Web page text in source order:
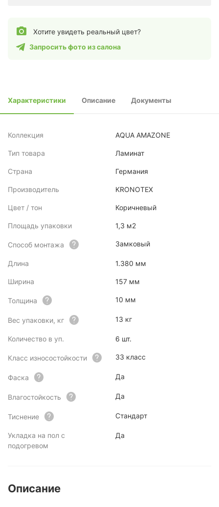
Хотите увидеть реальный цвет?
Запросить фото из салона
Характеристики Описание Документы
Коллекция AQUA AMAZONE
Тип товара Ламинат
Страна Германия
Производитель KRONOTEX
Цвет / тон Коричневый
Площадь упаковки 1,3 м2
Способ монтажа Замковый
Длина 1.380 мм
Ширина 157 мм
Толщина 10 мм
Вес упаковки, кг 13 кг
Количество в уп. 6 шт.
Класс износостойкости 33 класс
Фаска Да
Влагостойкость Да
Тиснение Стандарт
Укладка на пол с
подогревом
Да
Описание